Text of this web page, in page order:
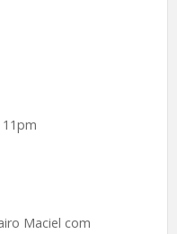
11pm
Maciel com